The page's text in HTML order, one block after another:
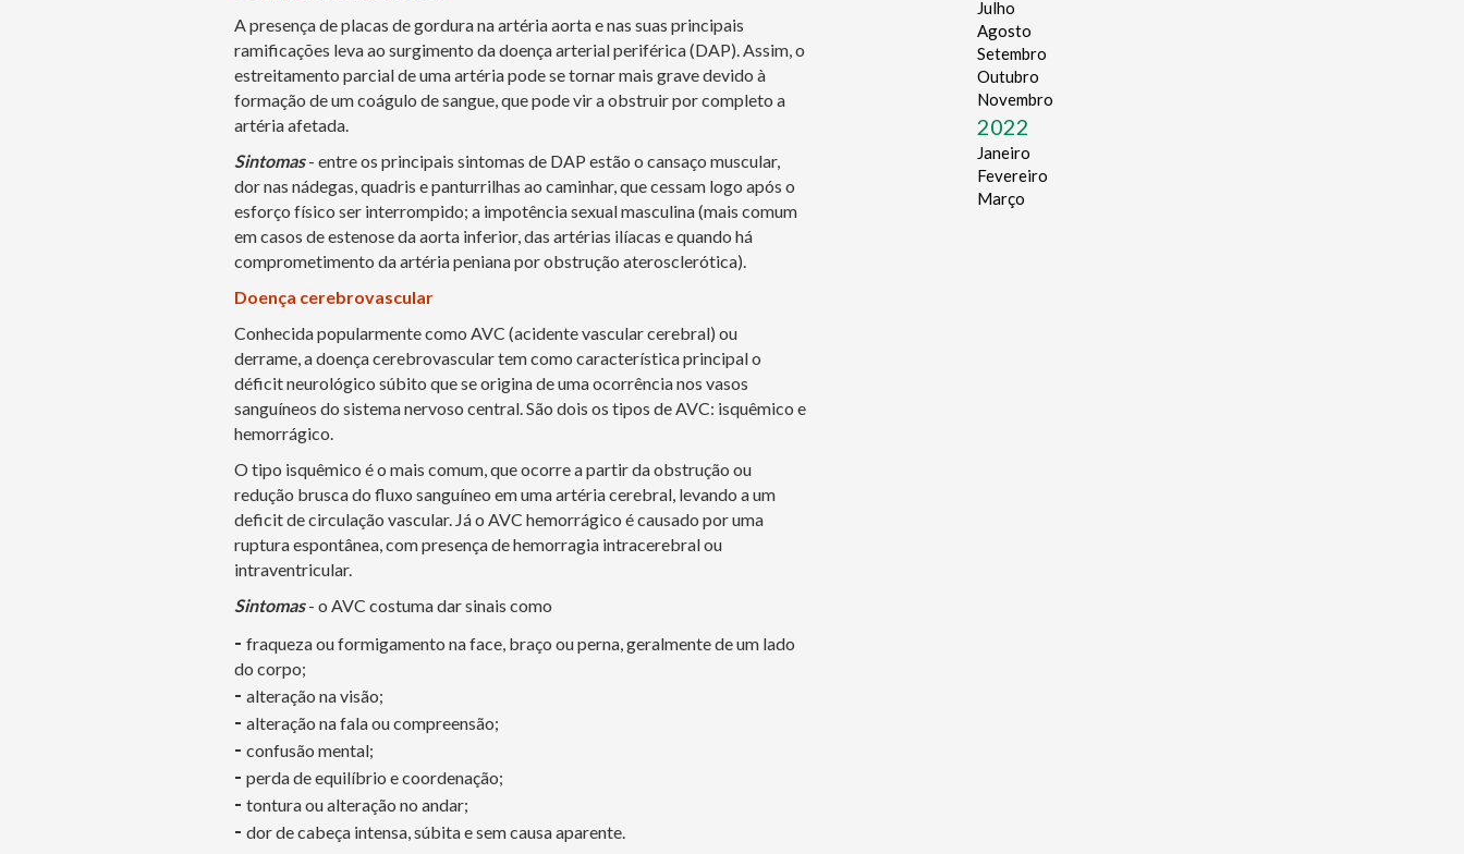
A presença de placas de gordura na artéria aorta e nas suas principais
ramificações leva ao surgimento da doença arterial periférica (DAP). Assim, o
estreitamento parcial de uma artéria pode se tornar mais grave devido à
formação de um coágulo de sangue, que pode vir a obstruir por completo a
artéria afetada.
Sintomas- entre os principais sintomas de DAP estão o cansaço muscular,
dor nas nádegas, quadris e panturrilhas ao caminhar, que cessam logo após o
esforço físico ser interrompido; a impotência sexual masculina (mais comum
em casos de estenose da aorta inferior, das artérias ilíacas e quando há
comprometimento da artéria peniana por obstrução aterosclerótica).
Doença cerebrovascular
Conhecida popularmente como AVC (acidente vascular cerebral) ou
derrame, a doença cerebrovascular tem como característica principal o
déficit neurológico súbito que se origina de uma ocorrência nos vasos
sanguíneos do sistema nervoso central. São dois os tipos de AVC: isquêmico e
hemorrágico.
O tipo isquêmico é o mais comum, que ocorre a partir da obstrução ou
redução brusca do fluxo sanguíneo em uma artéria cerebral, levando a um
deficit de circulação vascular. Já o AVC hemorrágico é causado por uma
ruptura espontânea, com presença de hemorragia intracerebral ou
intraventricular.
Sintomas- o AVC costuma dar sinais como
- fraqueza ou formigamento na face, braço ou perna, geralmente de um lado
do corpo;
- alteração na visão;
- alteração na fala ou compreensão;
- confusão mental;
- perda de equilíbrio e coordenação;
- tontura ou alteração no andar;
- dor de cabeça intensa, súbita e sem causa aparente.
Julho
Agosto
Setembro
Outubro
Novembro
2022
Janeiro
Fevereiro
Março